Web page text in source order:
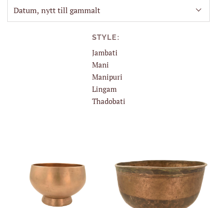
STYLE:
Jambati
Mani
Manipuri
Lingam
Thadobati